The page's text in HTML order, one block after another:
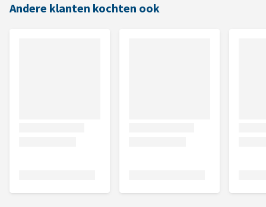
Andere klanten kochten ook